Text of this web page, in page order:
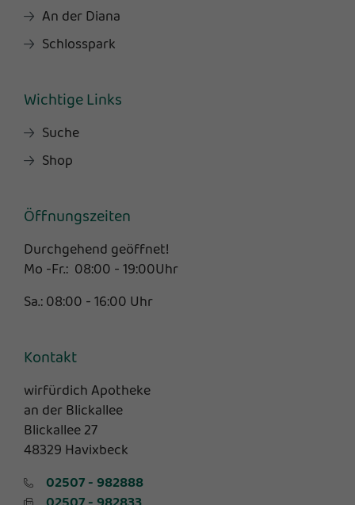
An der Diana
Schlosspark
Wichtige Links
Suche
Shop
Öffnungszeiten
Durchgehend geöffnet!
Mo -Fr.: 08:00 - 19:00Uhr
Sa.: 08:00 - 16:00 Uhr
Kontakt
wirfürdich Apotheke
an der Blickallee
Blickallee 27
48329 Havixbeck
02507 - 982888